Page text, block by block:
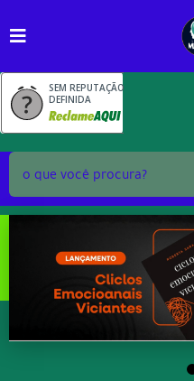
SEM REPUTAÇÃO
DEFINIDA